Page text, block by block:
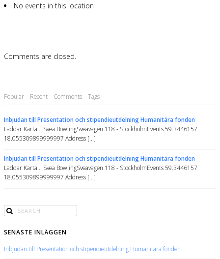
No events in this location
Comments are closed.
Popular Recent Comments Tags
Inbjudan till Presentation och stipendieutdelning Humanitära fonden
Laddar Karta... Svea BowlingSveavägen 118 - StockholmEvents 59.3446157
18.055309899999997 Address [...]
Inbjudan till Presentation och stipendieutdelning Humanitära fonden
Laddar Karta... Svea BowlingSveavägen 118 - StockholmEvents 59.3446157
18.055309899999997 Address [...]
SENASTE INLÄGGEN
Inbjudan till Presentation och stipendieutdelning Humanitära fonden